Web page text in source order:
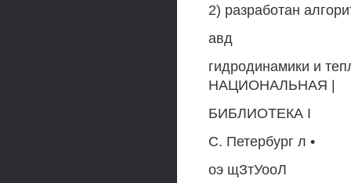
2) разработан
авд
гидродинамики и
НАЦИОНАЛЬНАЯ |
БИБЛИОТЕКА I
С. Петербург л •
оэ щЗтУооЛ